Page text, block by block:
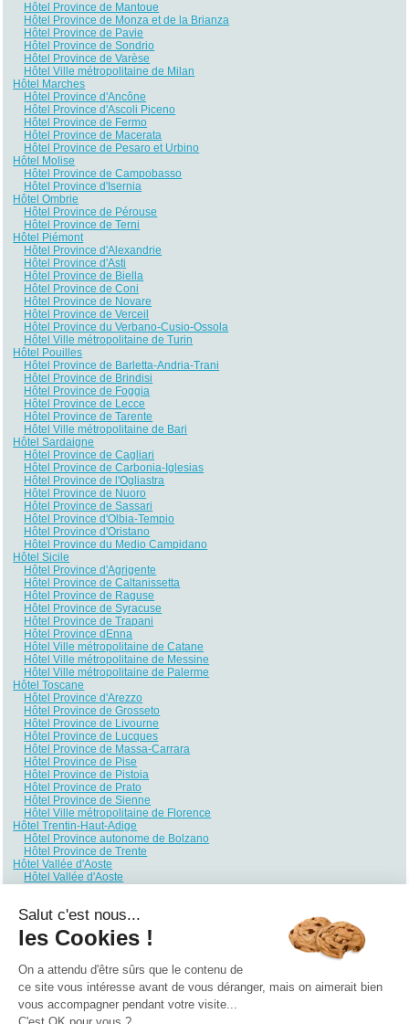
Hôtel Province de Mantoue
Hôtel Province de Monza et de la Brianza
Hôtel Province de Pavie
Hôtel Province de Sondrio
Hôtel Province de Varèse
Hôtel Ville métropolitaine de Milan
Hôtel Marches
Hôtel Province d'Ancône
Hôtel Province d'Ascoli Piceno
Hôtel Province de Fermo
Hôtel Province de Macerata
Hôtel Province de Pesaro et Urbino
Hôtel Molise
Hôtel Province de Campobasso
Hôtel Province d'Isernia
Hôtel Ombrie
Hôtel Province de Pérouse
Hôtel Province de Terni
Hôtel Piémont
Hôtel Province d'Alexandrie
Hôtel Province d'Asti
Hôtel Province de Biella
Hôtel Province de Coni
Hôtel Province de Novare
Hôtel Province de Verceil
Hôtel Province du Verbano-Cusio-Ossola
Hôtel Ville métropolitaine de Turin
Hôtel Pouilles
Hôtel Province de Barletta-Andria-Trani
Hôtel Province de Brindisi
Hôtel Province de Foggia
Hôtel Province de Lecce
Hôtel Province de Tarente
Hôtel Ville métropolitaine de Bari
Hôtel Sardaigne
Hôtel Province de Cagliari
Hôtel Province de Carbonia-Iglesias
Hôtel Province de l'Ogliastra
Hôtel Province de Nuoro
Hôtel Province de Sassari
Hôtel Province d'Olbia-Tempio
Hôtel Province d'Oristano
Hôtel Province du Medio Campidano
Hôtel Sicile
Hôtel Province d'Agrigente
Hôtel Province de Caltanissetta
Hôtel Province de Raguse
Hôtel Province de Syracuse
Hôtel Province de Trapani
Hôtel Province dEnna
Hôtel Ville métropolitaine de Catane
Hôtel Ville métropolitaine de Messine
Hôtel Ville métropolitaine de Palerme
Hôtel Toscane
Hôtel Province d'Arezzo
Hôtel Province de Grosseto
Hôtel Province de Livourne
Hôtel Province de Lucques
Hôtel Province de Massa-Carrara
Hôtel Province de Pise
Hôtel Province de Pistoia
Hôtel Province de Prato
Hôtel Province de Sienne
Hôtel Ville métropolitaine de Florence
Hôtel Trentin-Haut-Adige
Hôtel Province autonome de Bolzano
Hôtel Province de Trente
Hôtel Vallée d'Aoste
Hôtel Vallée d'Aoste
Hôtel Province de Padoue
Hôtel Province de Rovigo
Hôtel Province de Trévise
Hôtel Province de Vicence
Qui sommes nous ? |Contactez-nous
Salut c'est nous...
les Cookies !
On a attendu d'être sûrs que le contenu de
ce site vous intéresse avant de vous déranger, mais on aimerait bien
vous accompagner pendant votre visite...